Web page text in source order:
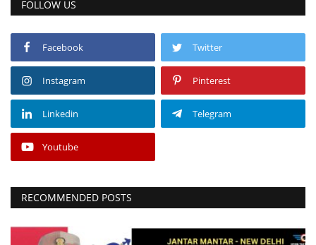
FOLLOW US
Facebook Twitter
Instagram Pinterest
Linkedin Telegram
Youtube
RECOMMENDED POSTS